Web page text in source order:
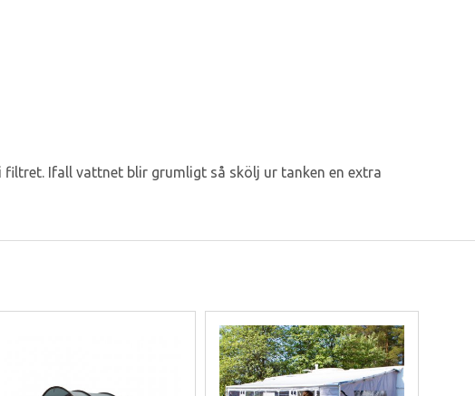
Ifall vattnet blir grumligt så skölj ur tanken en extra